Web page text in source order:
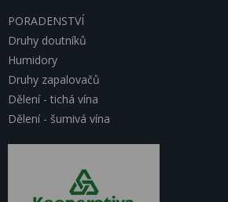
PORADENSTVÍ
Druhy doutníků
Humidory
Druhy zapalovačů
Dělení - tichá vína
Dělení - šumivá vína